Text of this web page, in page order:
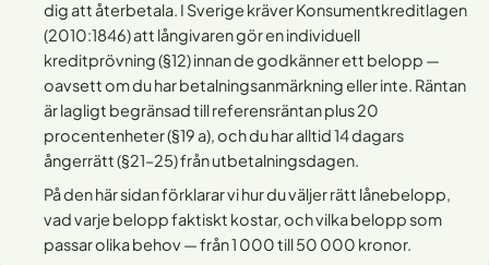
dig att återbetala. I Sverige kräver Konsumentkreditlagen
(2010:1846) att långivaren gör en individuell
kreditprövning (§12) innan de godkänner ett belopp —
oavsett om du har betalningsanmärkning eller inte. Räntan
är lagligt begränsad till referensräntan plus 20
procentenheter (§19 a), och du har alltid 14 dagars
ångerrätt (§21–25) från utbetalningsdagen.
På den här sidan förklarar vi hur du väljer rätt lånebelopp,
vad varje belopp faktiskt kostar, och vilka belopp som
passar olika behov — från 1 000 till 50 000 kronor.